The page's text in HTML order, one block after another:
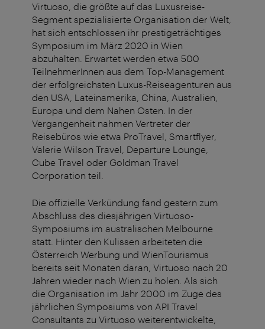
Virtuoso, die größte auf das Luxusreise-
Segment spezialisierte Organisation der Welt,
hat sich entschlossen ihr prestigeträchtiges
Symposium im März 2020 in Wien
abzuhalten. Erwartet werden etwa 500
TeilnehmerInnen aus dem Top-Management
der erfolgreichsten Luxus-Reiseagenturen aus
den USA, Lateinamerika, China, Australien,
Europa und dem Nahen Osten. In der
Vergangenheit nahmen Vertreter der
Reisebüros wie etwa ProTravel, Smartflyer,
Valerie Wilson Travel, Departure Lounge,
Cube Travel oder Goldman Travel
Corporation teil.
Die offizielle Verkündung fand gestern zum
Abschluss des diesjährigen Virtuoso-
Symposiums im australischen Melbourne
statt. Hinter den Kulissen arbeiteten die
Österreich Werbung und WienTourismus
bereits seit Monaten daran, Virtuoso nach 20
Jahren wieder nach Wien zu holen. Als sich
die Organisation im Jahr 2000 im Zuge des
jährlichen Symposiums von API Travel
Consultants zu Virtuoso weiterentwickelte,